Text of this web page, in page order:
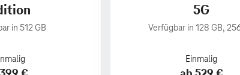
in 512 GB
5G
Verfügbar in 128 GB,
Einmalig